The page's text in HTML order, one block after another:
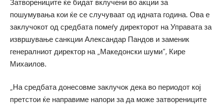
Затворениците ќе бидат вклучени во акции за
пошумувања кои ќе се случуваат од идната година. Ова е
заклучокот од средбата помеѓу директорот на Управата за
извршување санкции Александар Пандов и заменик
генералниот директор на „Македонски шуми“, Кире
Михаилов.
„На средбата донесовме заклучок дека во периодот кој
претстои ќе направиме напори за да може затворениците